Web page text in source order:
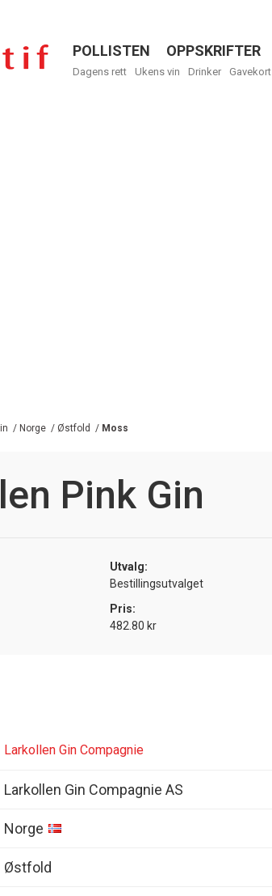
Menu
POLLISTEN OPPSKRIFTER
Dagens rett Ukens vin Drinker Gavekort
/ Norge / Østfold / Moss
Pink Gin
Utvalg:
Bestillingsutvalget
Pris:
482.80 kr
Larkollen Gin Compagnie
Larkollen Gin Compagnie AS
Norge
Østfold